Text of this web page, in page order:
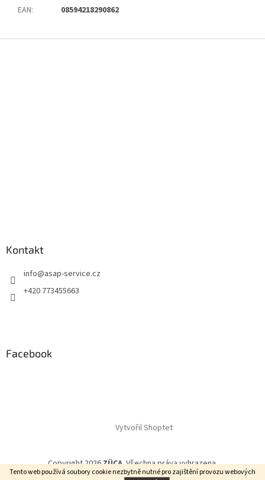
Tento web používá soubory cookienezbytně nutné pro zajištění provozu webových
EAN: 08594218290862
Kontakt
info@asap-service.cz
+420 773455663
Facebook
Vytvořil Shoptet
Copyright 2026ZÜCA. Všechna práva vyhrazena.